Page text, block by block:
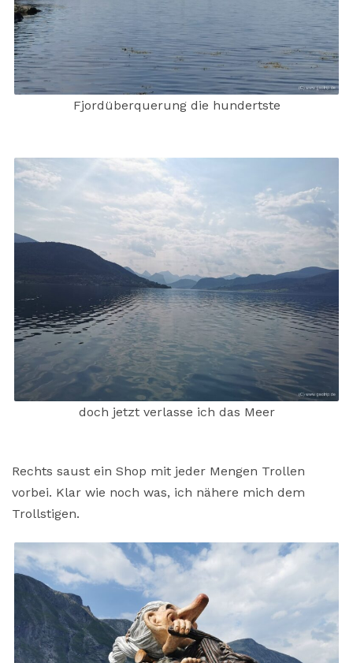
Fjordüberquerung die hundertste
doch jetzt verlasse ich das Meer
Rechts saust ein Shop mit jeder Mengen Trollen
vorbei. Klar wie noch was, ich nähere mich dem
Trollstigen.